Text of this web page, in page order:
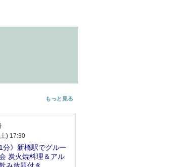
もっと見る
) 17:30
1分》新橋駅でグルー
炭火焼料理＆アル